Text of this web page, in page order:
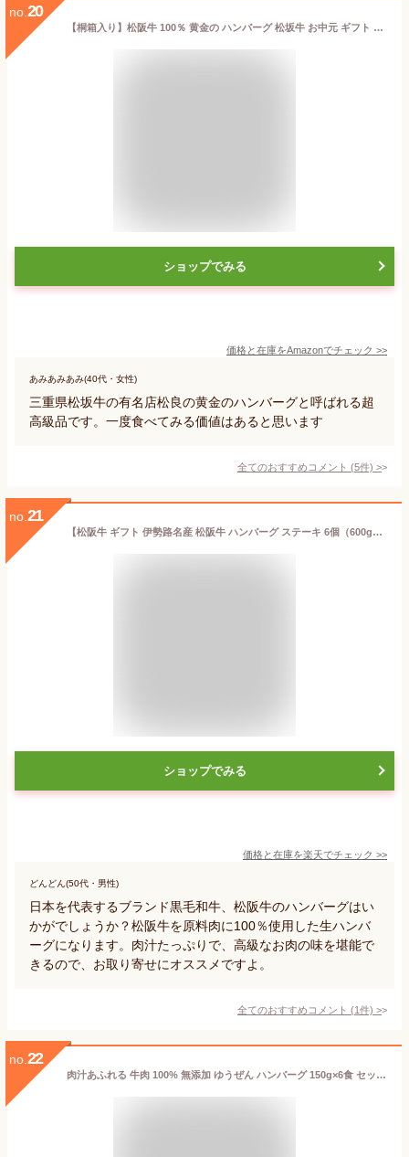
no. 20
【桐箱入り】松阪牛 100％ 黄金の ハンバーグ 松坂牛 お中元 ギフト 肉 牛肉 御中元 夏 松良 お取り寄せ グルメ 高級ハンバーグ 暑中お見舞い 敬老の日
ショップでみる
価格と在庫をAmazonでチェック >>
あみあみあみ(40代・女性)
三重県松坂牛の有名店松良の黄金のハンバーグと呼ばれる超
高級品です。一度食べてみる価値はあると思います
全てのおすすめコメント (5件) >
no. 21
【松阪牛 ギフト 伊勢路名産 松阪牛 ハンバーグ ステーキ 6個（600g）】 三重/肉/通販/お取り寄せ/お返し/ギフト/gift/楽天/グルメ/贈り物/プレゼント/高級/牛肉/和牛/黒毛和牛/父の日/結婚/出産/内祝/誕生日/景品/惣菜
ショップでみる
価格と在庫を楽天でチェック >>
どんどん(50代・男性)
日本を代表するブランド黒毛和牛、松阪牛のハンバーグはい
かがでしょうか？松阪牛を原料肉に100％使用した生ハンバ
ーグになります。肉汁たっぷりで、高級なお肉の味を堪能で
きるので、お取り寄せにオススメですよ。
全てのおすすめコメント (1件) >
no. 22
肉汁あふれる 牛肉 100% 無添加 ゆうぜん ハンバーグ 150g×6食 セット (900g) 【送料無料】 お試し 楽天ランキング1位 グルメ 冷凍 食品 肉 惣菜 美味しい おかず 子供 安心 焼くだけ 父の日 贈り物 ギフト 内祝い 誕生日